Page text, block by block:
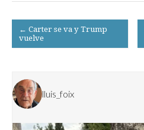
Post
navigation
← Carter se va y Trump
vuelve
lluis_foix